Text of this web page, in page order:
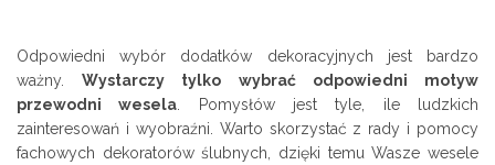
Odpowiedni wybór dodatków dekoracyjnych jest bardzo
ważny.Wystarczy tylko wybrać odpowiedni motyw
przewodni wesela . Pomysłów jest tyle, ile ludzkich
zainteresowań i wyobraźni. Warto skorzystać z rady i pomocy
fachowych dekoratorów ślubnych, dzięki temu Wasze wesele